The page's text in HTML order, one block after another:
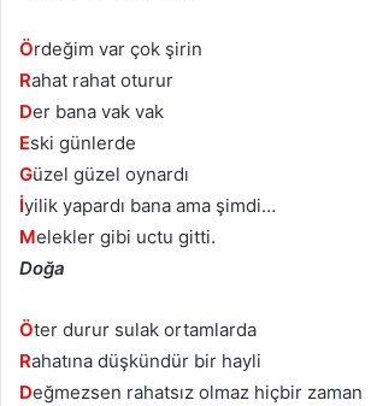
Ördeğim var çok şirin
Rahat rahat oturur
Der bana vak vak
Eski günlerde
Güzel güzel oynardı
İyilik yapardı bana ama şimdi…
Melekler gibi uctu gitti.
Doğa
Öter durur sulak ortamlarda
Rahatına düşkündür bir hayli
Değmezsen rahatsız olmaz hiçbir zaman